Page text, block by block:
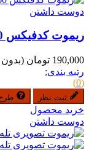
دوست داشتن
ریموت کدفیکس PT2260 فرکانس 315
190,000 تومان
(بدون
رتبه بندی:
(0)
ثبت نظر
خرید محصول
دوست داشتن